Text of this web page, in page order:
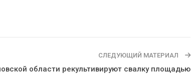
СЛЕДУЮЩИЙ МАТЕРИАЛ
области рекультивируют свалку площадью